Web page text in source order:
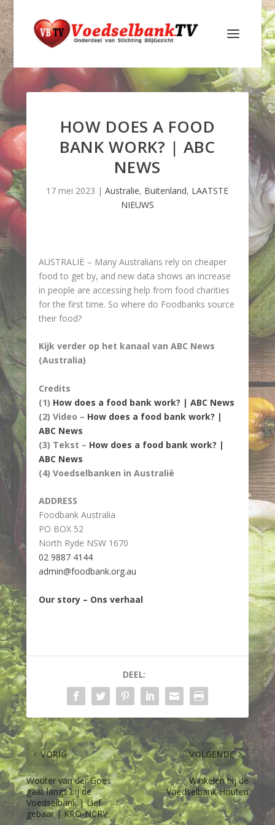
HOW DOES A FOOD
BANK WORK? | ABC
NEWS
17 mei 2023 |Australie, Buitenland, LAATSTE
NIEUWS
AUSTRALIË – Many Australians rely on cheaper
food to get by, and new data shows an increase
in people are accessing help from food charities
for the first time. So where do Foodbanks source
their food?
Kijk verder op het kanaal van ABC News
(Australia)
Credits
(1) How does a food bank work? | ABC News
(2) Video – How does a food bank work? |
ABC News
(3) Tekst – How does a food bank work? |
ABC News
(4) Voedselbanken in Australië
ADDRESS
Foodbank Australia
PO BOX 52
North Ryde NSW 1670
02 9887 4144
admin@foodbank.org.au
Our story – Ons verhaal
DEEL:
VORIG
Wouter van der Goes
gaat langs bij de
Voedselbank | Lief
gebaar | KRO-NCRV
VOLGENDE
Winkelen bij de
Voedselbank Houten